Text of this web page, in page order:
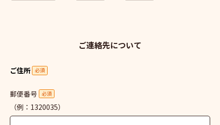
ご連絡先について
ご住所 必須
郵便番号 必須
（例：1320035）